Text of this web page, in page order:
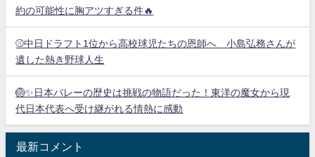
約の可能性に胸アツすぎる件🔥
⚾中日ドラフト1位から高校球児たちの恩師へ 小島弘務さんが
遺した熱き野球人生
🏐✨日本バレーの歴史は挑戦の物語だった！東洋の魔女から現
代日本代表へ受け継がれる情熱に感動
最新コメント